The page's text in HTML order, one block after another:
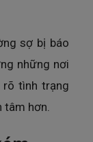
sợ bị báo
những nơi
tình trạng
tâm hơn.